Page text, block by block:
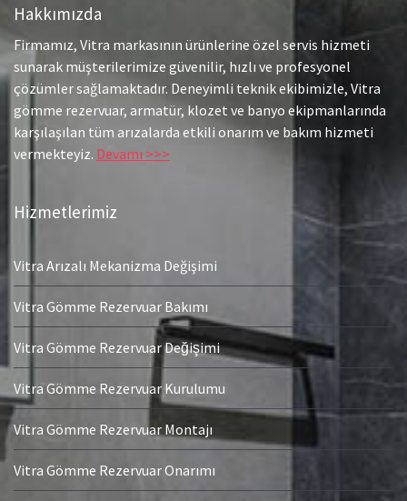
Hakkımızda
Firmamız, Vitra markasının ürünlerine özel servis hizmeti
sunarak müşterilerimize güvenilir, hızlı ve profesyonel
çözümler sağlamaktadır. Deneyimli teknik ekibimizle, Vitra
gömme rezervuar, armatür, klozet ve banyo ekipmanlarında
karşılaşılan tüm arızalarda etkili onarım ve bakım hizmeti
vermekteyiz. Devamı >>>
Hizmetlerimiz
Vitra Arızalı Mekanizma Değişimi
Vitra Gömme Rezervuar Bakımı
Vitra Gömme Rezervuar Değişimi
Vitra Gömme Rezervuar Kurulumu
Vitra Gömme Rezervuar Montajı
Vitra Gömme Rezervuar Onarımı